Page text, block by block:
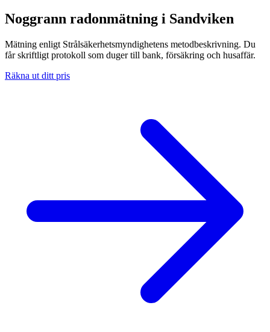
Noggrann radonmätning i Sandviken
Mätning enligt Strålsäkerhetsmyndighetens metodbeskrivning. Du
får skriftligt protokoll som duger till bank, försäkring och husaffär.
Räkna ut ditt pris